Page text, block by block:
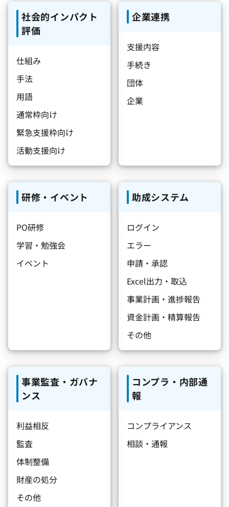
社会的インパクト
評価
仕組み
手法
用語
通常枠向け
緊急支援枠向け
活動支援向け
企業連携
支援内容
手続き
団体
企業
研修・イベント
PO研修
学習・勉強会
イベント
助成システム
ログイン
エラー
申請・承認
Excel出力・取込
事業計画・進捗報告
資金計画・精算報告
その他
事業監査・ガバナ
ンス
利益相反
監査
体制整備
財産の処分
その他
コンプラ・内部通
報
コンプライアンス
相談・通報